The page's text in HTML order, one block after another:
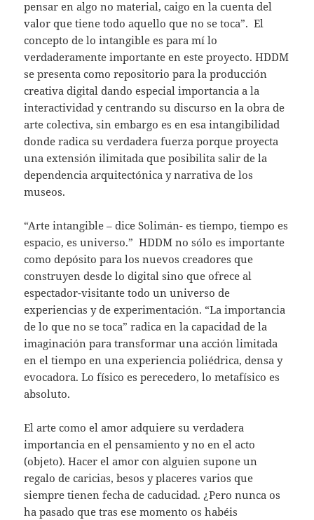
pensar en algo no material, caigo en la cuenta del
valor que tiene todo aquello que no se toca”. El
concepto de lo intangible es para mí lo
verdaderamente importante en este proyecto. HDDM
se presenta como repositorio para la producción
creativa digital dando especial importancia a la
interactividad y centrando su discurso en la obra de
arte colectiva, sin embargo es en esa intangibilidad
donde radica su verdadera fuerza porque proyecta
una extensión ilimitada que posibilita salir de la
dependencia arquitectónica y narrativa de los
museos.
“Arte intangible – dice Solimán- es tiempo, tiempo es
espacio, es universo.” HDDM no sólo es importante
como depósito para los nuevos creadores que
construyen desde lo digital sino que ofrece al
espectador-visitante todo un universo de
experiencias y de experimentación. “La importancia
de lo que no se toca” radica en la capacidad de la
imaginación para transformar una acción limitada
en el tiempo en una experiencia poliédrica, densa y
evocadora. Lo físico es perecedero, lo metafísico es
absoluto.
El arte como el amor adquiere su verdadera
importancia en el pensamiento y no en el acto
(objeto). Hacer el amor con alguien supone un
regalo de caricias, besos y placeres varios que
siempre tienen fecha de caducidad. ¿Pero nunca os
ha pasado que tras ese momento os habéis